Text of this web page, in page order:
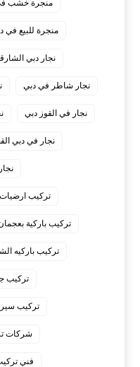
منجرة خشب
منجرة للبيع في
نجار دبي
نجار شاطر في دبي
نجار في القوز دبي
نجار في دبي
‏تركيب
‏تركيب باركية
‏تركيب باركيه
‏تركيب
‏تركيب
‏شركات
‏فني